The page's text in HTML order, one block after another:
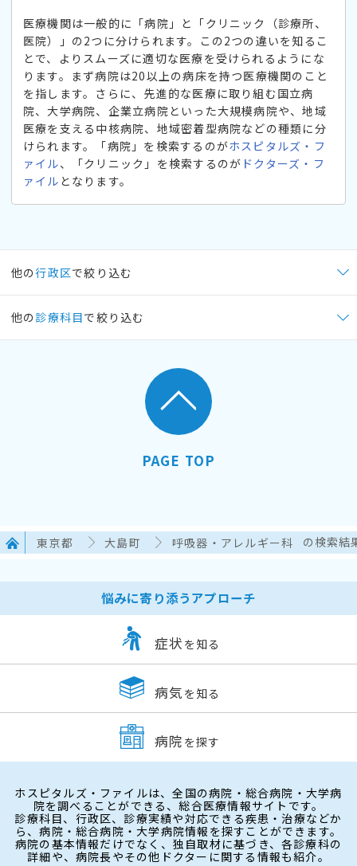
医療機関は一般的に「病院」と「クリニック（診療所、
医院）」の2つに分けられます。この2つの違いを知るこ
とで、よりスムーズに適切な医療を受けられるようにな
ります。まず病院は20以上の病床を持つ医療機関のこと
を指します。さらに、先進的な医療に取り組む国立病
院、大学病院、企業立病院といった大規模病院や、地域
医療を支える中核病院、地域密着型病院などの種類に分
けられます。「病院」を検索するのがホスピタルズ・フ
ァイル、「クリニック」を検索するのが ドクターズ・フ
ァイル となります。
他の行政区で絞り込む
他の 診療科目で絞り込む
PAGE TOP
東京都 大島町 呼吸器・アレルギー科 の検索結
悩みに寄り添うアプローチ
症状 を知る
病気 を知る
病院 を探す
ホスピタルズ・ファイルは、全国の病院・総合病院・大学病
院を調べることができる、総合医療情報サイトです。
診療科目、行政区、診療実績や対応できる疾患・治療などか
ら、病院・総合病院・大学病院情報を探すことができます。
病院の基本情報だけでなく、独自取材に基づき、各診療科の
詳細や、病院長やその他ドクターに関する情報も紹介。